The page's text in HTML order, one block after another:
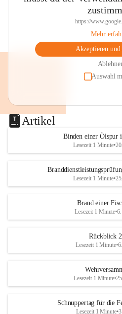
https://
Mehr
Akzeptieren und
Auswahl
Artikel
Binden einer Ölspur
Lesezeit 1 Minute•
Lesezeit 1 Minute•
Brand einer
Lesezeit 1 Minute•
Rückblick
Lesezeit 1 Minute•
Lesezeit 1 Minute•
Schnuppertag für die
Lesezeit 1 Minute•